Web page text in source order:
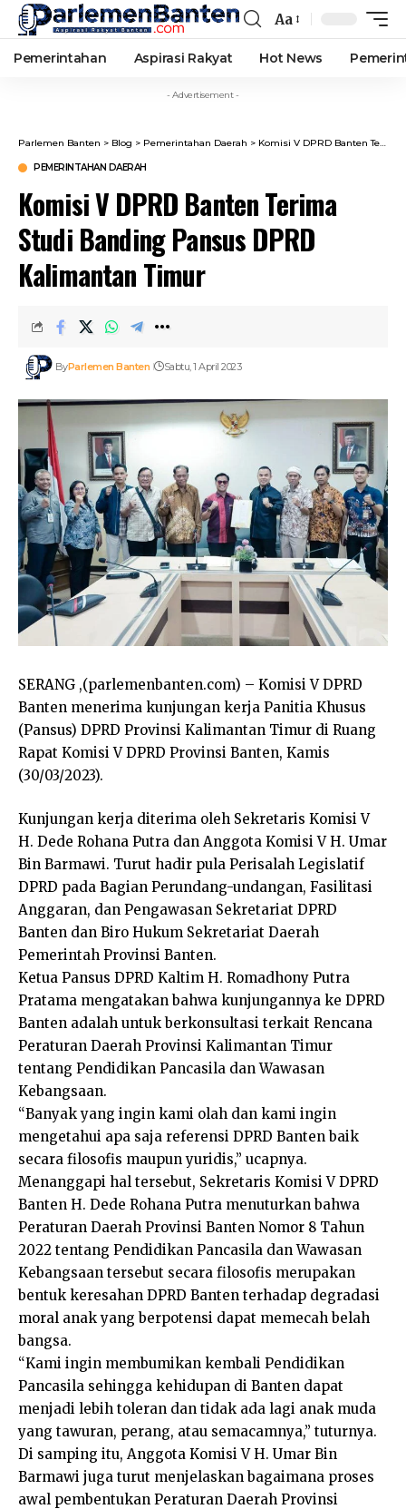
Font
Resizer
Aa
Pemerintahan Aspirasi Rakyat Hot News
- Advertisement -
Parlemen Banten > Blog > Pemerintahan Daerah > Komisi V DPRD Banten Terima Studi Banding Pansus DPRD Kalimantan Timur
PEMERINTAHAN DAERAH
Komisi V DPRD Banten Terima
Studi Banding Pansus DPRD
Kalimantan Timur
ByParlemen Banten Sabtu, 1 April 2023
SERANG ,(parlemenbanten.com) – Komisi V DPRD
Banten menerima kunjungan kerja Panitia Khusus
(Pansus) DPRD Provinsi Kalimantan Timur di Ruang
Rapat Komisi V DPRD Provinsi Banten, Kamis
(30/03/2023).
Kunjungan kerja diterima oleh Sekretaris Komisi V
H. Dede Rohana Putra dan Anggota Komisi V H. Umar
Bin Barmawi. Turut hadir pula Perisalah Legislatif
DPRD pada Bagian Perundang-undangan, Fasilitasi
Anggaran, dan Pengawasan Sekretariat DPRD
Banten dan Biro Hukum Sekretariat Daerah
Pemerintah Provinsi Banten.
Ketua Pansus DPRD Kaltim H. Romadhony Putra
Pratama mengatakan bahwa kunjungannya ke DPRD
Banten adalah untuk berkonsultasi terkait Rencana
Peraturan Daerah Provinsi Kalimantan Timur
tentang Pendidikan Pancasila dan Wawasan
Kebangsaan.
“Banyak yang ingin kami olah dan kami ingin
mengetahui apa saja referensi DPRD Banten baik
secara filosofis maupun yuridis,” ucapnya.
Menanggapi hal tersebut, Sekretaris Komisi V DPRD
Banten H. Dede Rohana Putra menuturkan bahwa
Peraturan Daerah Provinsi Banten Nomor 8 Tahun
2022 tentang Pendidikan Pancasila dan Wawasan
Kebangsaan tersebut secara filosofis merupakan
bentuk keresahan DPRD Banten terhadap degradasi
moral anak yang berpotensi dapat memecah belah
bangsa.
“Kami ingin membumikan kembali Pendidikan
Pancasila sehingga kehidupan di Banten dapat
menjadi lebih toleran dan tidak ada lagi anak muda
yang tawuran, perang, atau semacamnya,” tuturnya.
Di samping itu, Anggota Komisi V H. Umar Bin
Barmawi juga turut menjelaskan bagaimana proses
awal pembentukan Peraturan Daerah Provinsi